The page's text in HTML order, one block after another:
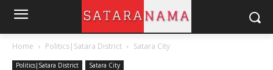
Home Politics|Satara District Satara City
Politics|Satara District Satara City